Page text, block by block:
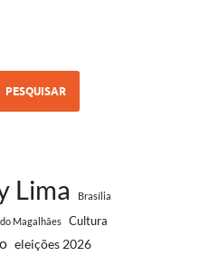
PESQUISAR
Lima Brasília
Magalhães Cultura
eleições 2026